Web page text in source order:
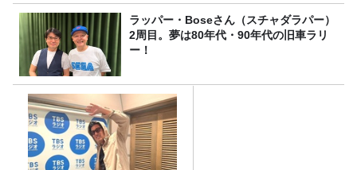
ラッパー・Boseさん（スチャダラパー）
2周目。夢は80年代・90年代の旧車ラリ
ー！